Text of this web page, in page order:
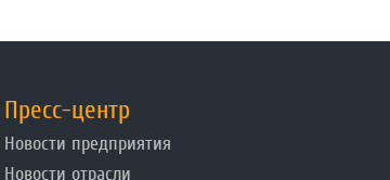
Пресс-центр
Новости предприятия
Новости отрасли